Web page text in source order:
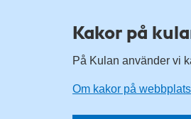
Kakor på
På Kulan använder vi
Om kakor på